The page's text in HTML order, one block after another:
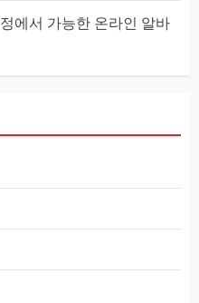
에서 가능한 온라인 알바